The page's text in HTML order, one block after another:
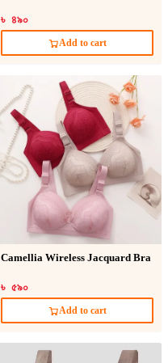
৳ ৪৯০
Add to cart
Camellia Wireless Jacquard Bra
৳ ৫৯০
Add to cart